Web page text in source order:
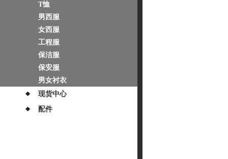
T恤
男西服
女西服
工程服
保洁服
保安服
男女衬衣
现货中心
配件